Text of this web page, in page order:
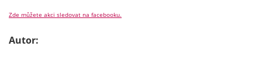
Zde můžete akci sledovat na facebooku.
Autor: